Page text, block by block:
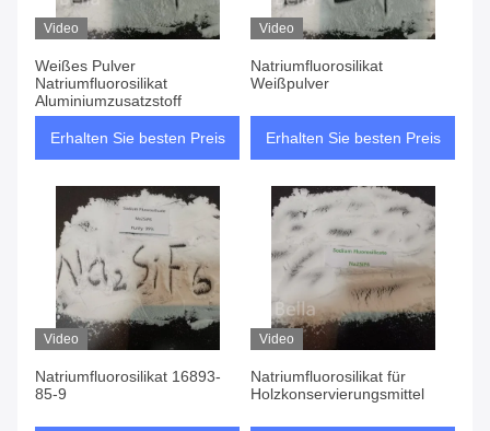
Video
Weißes Pulver
Natriumfluorosilikat
Aluminiumzusatzstoff
Erhalten Sie besten Preis
Video
Natriumfluorosilikat
Weißpulver
Erhalten Sie besten Preis
Video
Natriumfluorosilikat 16893-
85-9
Video
Natriumfluorosilikat für
Holzkonservierungsmittel